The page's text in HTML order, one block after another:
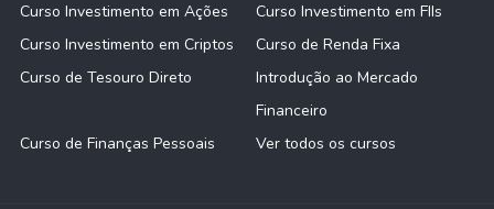
Curso Investimento em Ações
Curso Investimento em FIIs
Curso Investimento em Criptos
Curso de Renda Fixa
Curso de Tesouro Direto
Introdução ao Mercado
Financeiro
Curso de Finanças Pessoais
Ver todos os cursos